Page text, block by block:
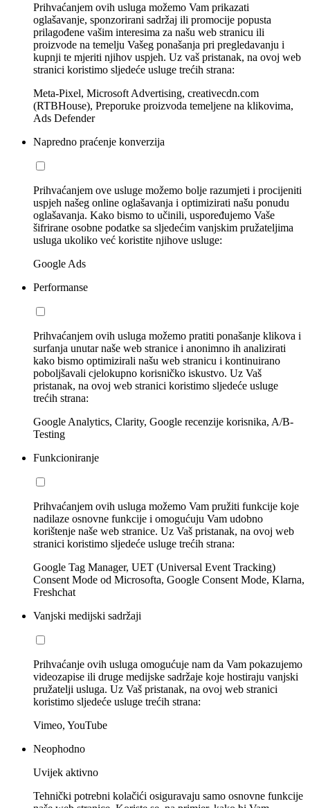
Prihvaćanjem ovih usluga možemo Vam prikazati
oglašavanje, sponzorirani sadržaj ili promocije popusta
prilagođene vašim interesima za našu web stranicu ili
proizvode na temelju Vašeg ponašanja pri pregledavanju i
kupnji te mjeriti njihov uspjeh. Uz vaš pristanak, na ovoj web
stranici koristimo sljedeće usluge trećih strana:
Meta-Pixel, Microsoft Advertising, creativecdn.com
(RTBHouse), Preporuke proizvoda temeljene na klikovima,
Ads Defender
Napredno praćenje konverzija
Prihvaćanjem ove usluge možemo bolje razumjeti i procijeniti
uspjeh našeg online oglašavanja i optimizirati našu ponudu
oglašavanja. Kako bismo to učinili, uspoređujemo Vaše
šifrirane osobne podatke sa sljedećim vanjskim pružateljima
usluga ukoliko već koristite njihove usluge:
Google Ads
Performanse
Prihvaćanjem ovih usluga možemo pratiti ponašanje klikova i
surfanja unutar naše web stranice i anonimno ih analizirati
kako bismo optimizirali našu web stranicu i kontinuirano
poboljšavali cjelokupno korisničko iskustvo. Uz Vaš
pristanak, na ovoj web stranici koristimo sljedeće usluge
trećih strana:
Google Analytics, Clarity, Google recenzije korisnika, A/B-
Testing
Funkcioniranje
Prihvaćanjem ovih usluga možemo Vam pružiti funkcije koje
nadilaze osnovne funkcije i omogućuju Vam udobno
korištenje naše web stranice. Uz Vaš pristanak, na ovoj web
stranici koristimo sljedeće usluge trećih strana:
Google Tag Manager, UET (Universal Event Tracking)
Consent Mode od Microsofta, Google Consent Mode, Klarna,
Freshchat
Vanjski medijski sadržaji
Prihvaćanje ovih usluga omogućuje nam da Vam pokazujemo
videozapise ili druge medijske sadržaje koje hostiraju vanjski
pružatelji usluga. Uz Vaš pristanak, na ovoj web stranici
koristimo sljedeće usluge trećih strana:
Vimeo, YouTube
Neophodno
Uvijek aktivno
Tehnički potrebni kolačići osiguravaju samo osnovne funkcije